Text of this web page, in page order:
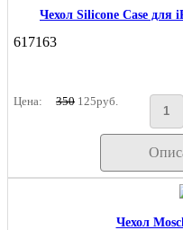
Чехол Silicone Case для
617163
Цена: 350 125руб.
Чехол